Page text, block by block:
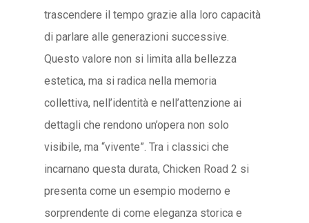
trascendere il tempo grazie alla loro capacità
di parlare alle generazioni successive.
Questo valore non si limita alla bellezza
estetica, ma si radica nella memoria
collettiva, nell’identità e nell’attenzione ai
dettagli che rendono un’opera non solo
visibile, ma “vivente”. Tra i classici che
incarnano questa durata, Chicken Road 2 si
presenta come un esempio moderno e
sorprendente di come eleganza storica e